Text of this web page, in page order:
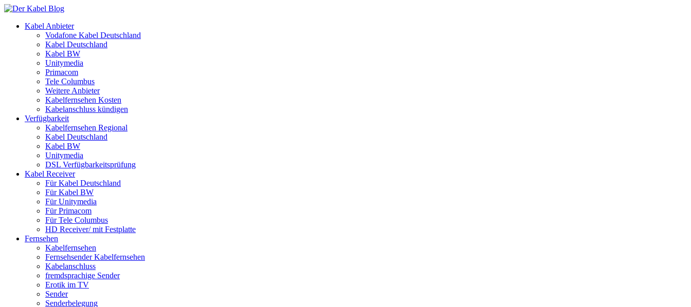
Kabel Anbieter
Vodafone Kabel Deutschland
Kabel Deutschland
Kabel BW
Unitymedia
Primacom
Tele Columbus
Weitere Anbieter
Kabelfernsehen Kosten
Kabelanschluss kündigen
Verfügbarkeit
Kabelfernsehen Regional
Kabel Deutschland
Kabel BW
Unitymedia
DSL Verfügbarkeitsprüfung
Kabel Receiver
Für Kabel Deutschland
Für Kabel BW
Für Unitymedia
Für Primacom
Für Tele Columbus
HD Receiver/ mit Festplatte
Fernsehen
Kabelfernsehen
Fernsehsender Kabelfernsehen
Kabelanschluss
fremdsprachige Sender
Erotik im TV
Sender
Senderbelegung